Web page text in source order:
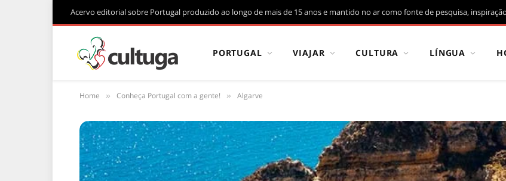
Acervo editorial sobre Portugal produzido ao longo de mais de 15 anos e mantido no ar como fonte de pesquisa,
PORTUGAL VIAJAR CULTURA LÍNGUA
Home » Conheça Portugal com a gente! » Algarve